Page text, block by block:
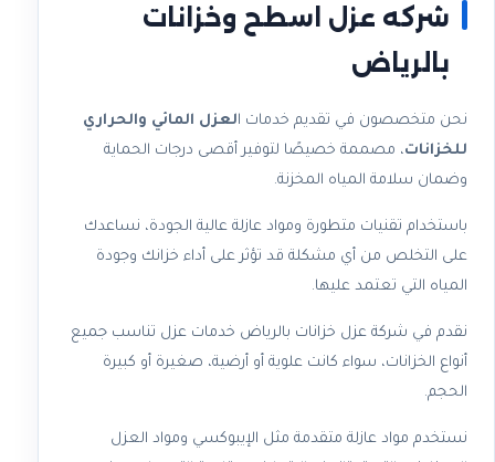
شركه عزل اسطح وخزانات
بالرياض​
نحن متخصصون في تقديم خدمات العزل المائي والحراري
للخزانات، مصممة خصيصًا لتوفير أقصى درجات الحماية
وضمان سلامة المياه المخزنة.
باستخدام تقنيات متطورة ومواد عازلة عالية الجودة، نساعدك
على التخلص من أي مشكلة قد تؤثر على أداء خزانك وجودة
المياه التي تعتمد عليها.
نقدم في شركة عزل خزانات بالرياض خدمات عزل تناسب جميع
أنواع الخزانات، سواء كانت علوية أو أرضية، صغيرة أو كبيرة
الحجم.
نستخدم مواد عازلة متقدمة مثل الإيبوكسي ومواد العزل